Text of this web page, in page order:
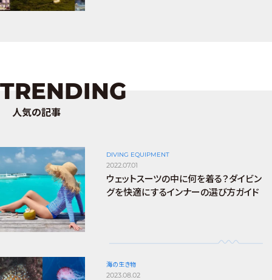
TRENDING
人気の記事
DIVING EQUIPMENT
2022.07.01
ウェットスーツの中に何を着る？ダイビン
グを快適にするインナーの選び方ガイド
海の生き物
2023.08.02